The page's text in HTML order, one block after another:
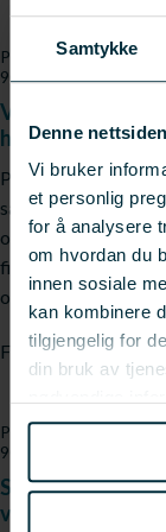
Samtykke
Denne
Vi bruker
et personlig
for å analysere
om hvordan du
innen sosiale
kan kombinere
tilgjengelig for
din bruk av
vårt.
Prosjektnr:
900956
2013
Velferd hos
hold uten fôring
Prosjektet vil
sammenhengene
og velferd hos
fisken kan holdes
og anbefalinger og
Fagfelt:Villfisk;
Prosjektnr:
900945
Studier av
videreutvikling